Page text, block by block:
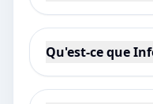
Qu'est-ce que